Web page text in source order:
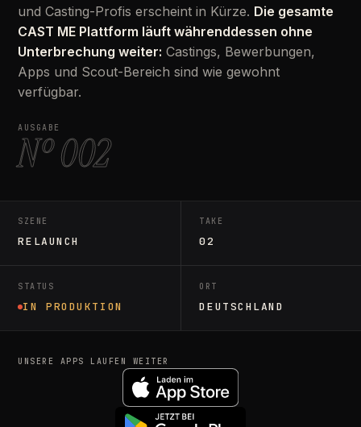
und Casting-Profis erscheint in Kürze. Die gesamte
CAST ME Plattform läuft währenddessen ohne
Unterbrechung weiter: Castings, Bewerbungen,
Apps und Scout-Bereich sind wie gewohnt
verfügbar.
AUSGABE
Nº 002
SZENE
RELAUNCH
TAKE
02
STATUS
IN PRODUKTION
ORT
DEUTSCHLAND
UNSERE APPS LAUFEN WEITER